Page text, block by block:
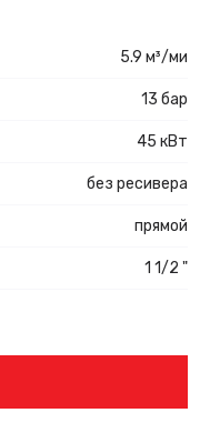
5.9 м³/ми
13 бар
45 кВт
без ресивера
прямой
1 1/2 "